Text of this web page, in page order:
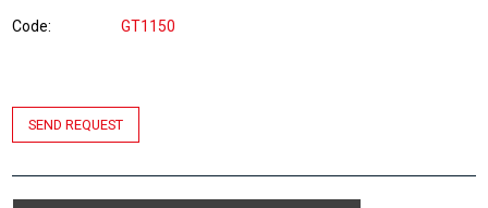
Code GT1150
SEND REQUEST